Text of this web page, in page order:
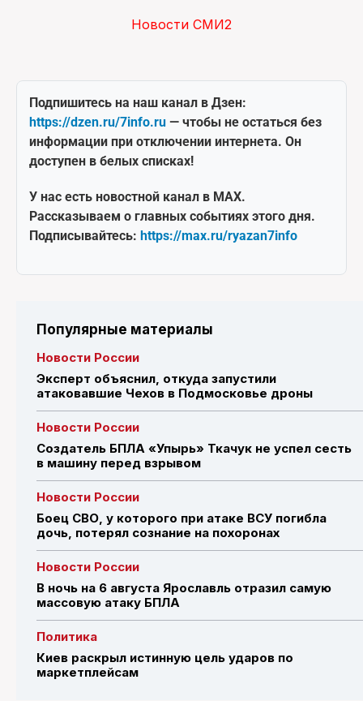
Новости СМИ2
Подпишитесь на наш канал в Дзен:
https://dzen.ru/7info.ru — чтобы не остаться без
информации при отключении интернета. Он
доступен в белых списках!
У нас есть новостной канал в MAX.
Рассказываем о главных событиях этого дня.
Подписывайтесь: https://max.ru/ryazan7info
Популярные материалы
Новости России
Эксперт объяснил, откуда запустили
атаковавшие Чехов в Подмосковье дроны
Новости России
Создатель БПЛА «Упырь» Ткачук не успел сесть
в машину перед взрывом
Новости России
Боец СВО, у которого при атаке ВСУ погибла
дочь, потерял сознание на похоронах
Новости России
В ночь на 6 августа Ярославль отразил самую
массовую атаку БПЛА
Политика
Киев раскрыл истинную цель ударов по
маркетплейсам